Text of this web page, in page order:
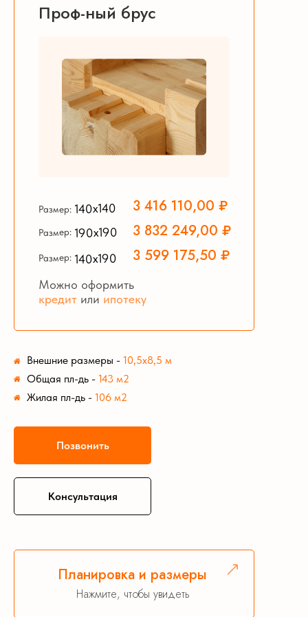
Можно оформить
кредит или ипотеку
Консультация
Позвонить
3 832 249,00 ₽
190х190
Размер:
3 599 175,50 ₽
140х190
Размер:
Проф-ный брус
3 416 110,00 ₽
140х140
Размер:
Внешние размеры - 10,5х8,5 м
Общая пл-дь - 143 м2
Жилая пл-дь - 106 м2
Планировка и размеры
Нажмите, чтобы увидеть